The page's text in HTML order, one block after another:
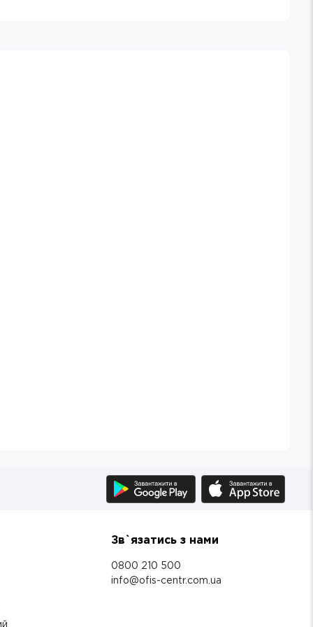
Зв`язатись з нами
0800 210 500
info@ofis-centr.com.ua